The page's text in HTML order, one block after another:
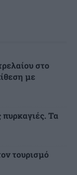
στο
με
Τα
τουρισμό